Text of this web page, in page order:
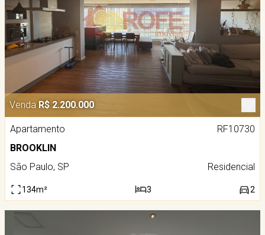
Venda R$ 2.200.000
Apartamento
RF10730
BROOKLIN
São Paulo, SP
Residencial
134m² 3 2